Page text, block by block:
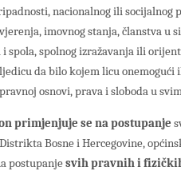
nacionalnog ili socijalnog
imovnog stanja, članstva u
spola, spolnog izražavanja ili
da bilo kojem licu onemogući
osnovi, prava i sloboda u
primjenjuje se na postupanje
Bosne i Hercegovine,
postupanjesvih pravnih i